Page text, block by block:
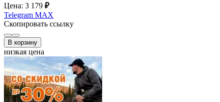
Цена: 3 179 ₽
Telegram MAX
Скопировать ссылку
В корзину
низкая цена